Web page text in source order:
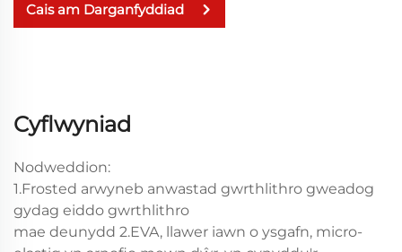
Cais am Darganfyddiad
Cyflwyniad
Nodweddion:
1.Frosted arwyneb anwastad gwrthlithro gweadog
gydag eiddo gwrthlithro
mae deunydd 2.EVA, llawer iawn o ysgafn, micro-